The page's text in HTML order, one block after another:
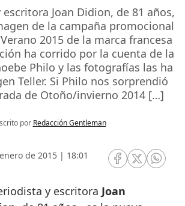
Joan Didion, de 81 años,
de la campaña promocional
2015 de la marca francesa
ha corrido por la cuenta de la
Philo y las fotografías las ha
Teller. Si Philo nos sorprendió
de Otoño/invierno 2014 […]
por Redacción Gentleman
de 2015 | 18:01
RRSS Facebook
RRSSRRSS
y escritora Joan